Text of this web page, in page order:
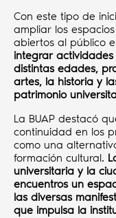
Con este tipo de
ampliar los
abiertos al público
integrar
distintas edades,
artes, la historia y
patrimonio
La BUAP destacó
continuidad en los
como una
formación cultural.
universitaria y la
encuentros un
las diversas
que impulsa la